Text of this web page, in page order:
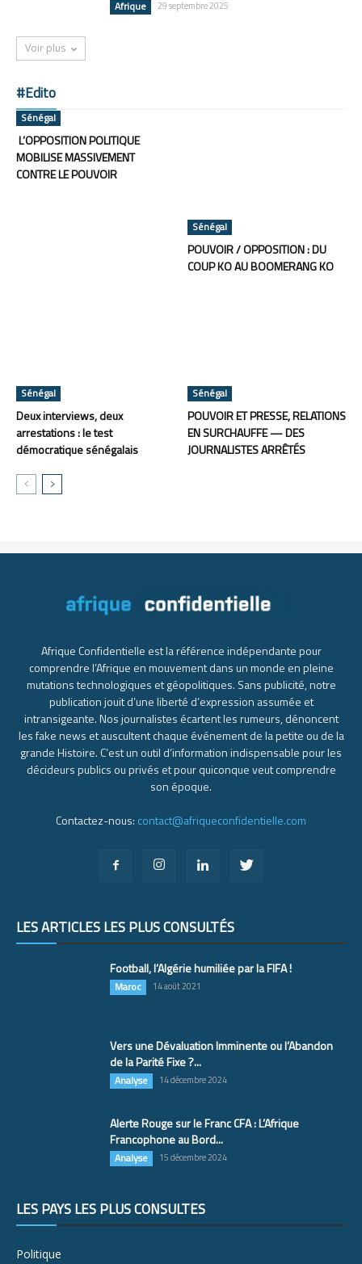
Afrique 29 septembre 2025
Voir plus
#Edito
Sénégal
L’OPPOSITION POLITIQUE
MOBILISE MASSIVEMENT
CONTRE LE POUVOIR
Sénégal
POUVOIR / OPPOSITION : DU
COUP KO AU BOOMERANG KO
Sénégal
Deux interviews, deux
arrestations : le test
démocratique sénégalais
Sénégal
POUVOIR ET PRESSE, RELATIONS
EN SURCHAUFFE — DES
JOURNALISTES ARRÊTÉS
Afrique Confidentielle est la référence indépendante pour
comprendre l’Afrique en mouvement dans un monde en pleine
mutations technologiques et géopolitiques. Sans publicité, notre
publication jouit d’une liberté d’expression assumée et
intransigeante. Nos journalistes écartent les rumeurs, dénoncent
les fake news et auscultent chaque événement de la petite ou de la
grande Histoire. C’est un outil d’information indispensable pour les
décideurs publics ou privés et pour quiconque veut comprendre
son époque.
Contactez-nous: contact@afriqueconfidentielle.com
LES ARTICLES LES PLUS CONSULTÉS
Football, l’Algérie humiliée par la FIFA !
Maroc 14 août 2021
Vers une Dévaluation Imminente ou l’Abandon
de la Parité Fixe ?...
Analyse 14 décembre 2024
Alerte Rouge sur le Franc CFA : L’Afrique
Francophone au Bord...
Analyse 15 décembre 2024
LES PAYS LES PLUS CONSULTÉS
Politique